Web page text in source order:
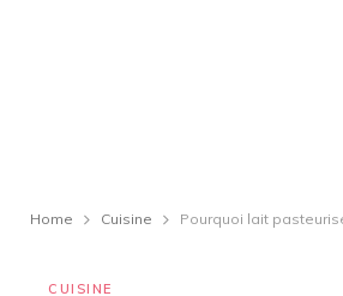
Home Cuisine Pourquoi lait
CUISINE